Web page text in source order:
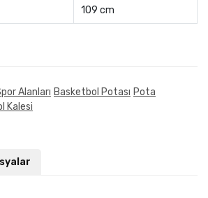
109 cm
Alanları Basketbol Potası Pota
Kalesi